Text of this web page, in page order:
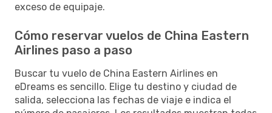
exceso de equipaje.
Cómo reservar vuelos de China Eastern
Airlines paso a paso
Buscar tu vuelo de China Eastern Airlines en
eDreams es sencillo. Elige tu destino y ciudad de
salida, selecciona las fechas de viaje e indica el